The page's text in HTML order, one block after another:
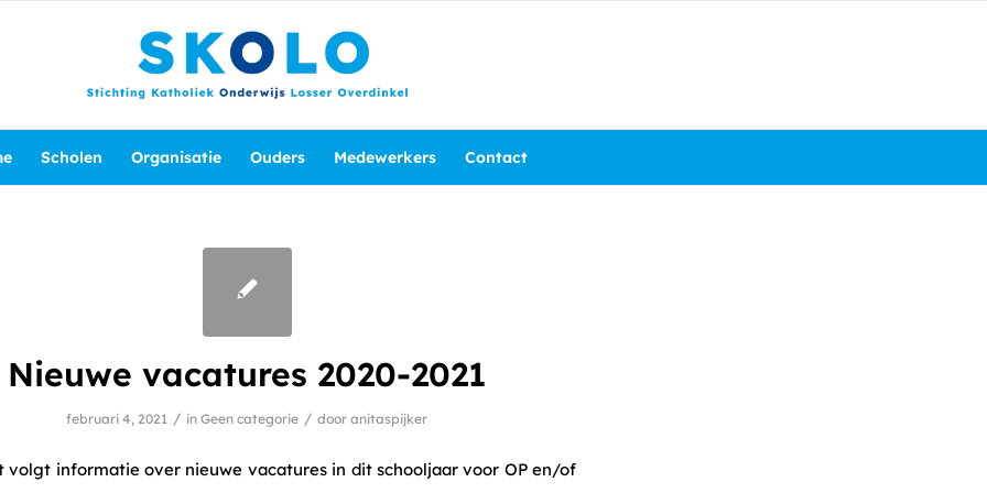
Scholen Organisatie Ouders Medewerkers Contact
Nieuwe vacatures 2020-2021
februari 4, 2021 / in Geen categorie / door anitaspijker
volgt informatie over nieuwe vacatures in dit schooljaar voor OP en/of